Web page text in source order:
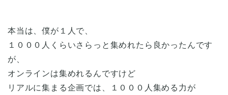
本当は、僕が１人で、
１０００人くらいさらっと集めれたら良かったんです
が、
オンラインは集めれるんですけど
リアルに集まる企画では、１０００人集める力が